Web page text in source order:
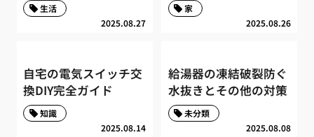
2025.08.27
生活
2025.08.26
家
自宅の電気スイッチ交
換DIY完全ガイド
2025.08.14
知識
給湯器の凍結破裂防ぐ
水抜きとその他の対策
2025.08.08
未分類